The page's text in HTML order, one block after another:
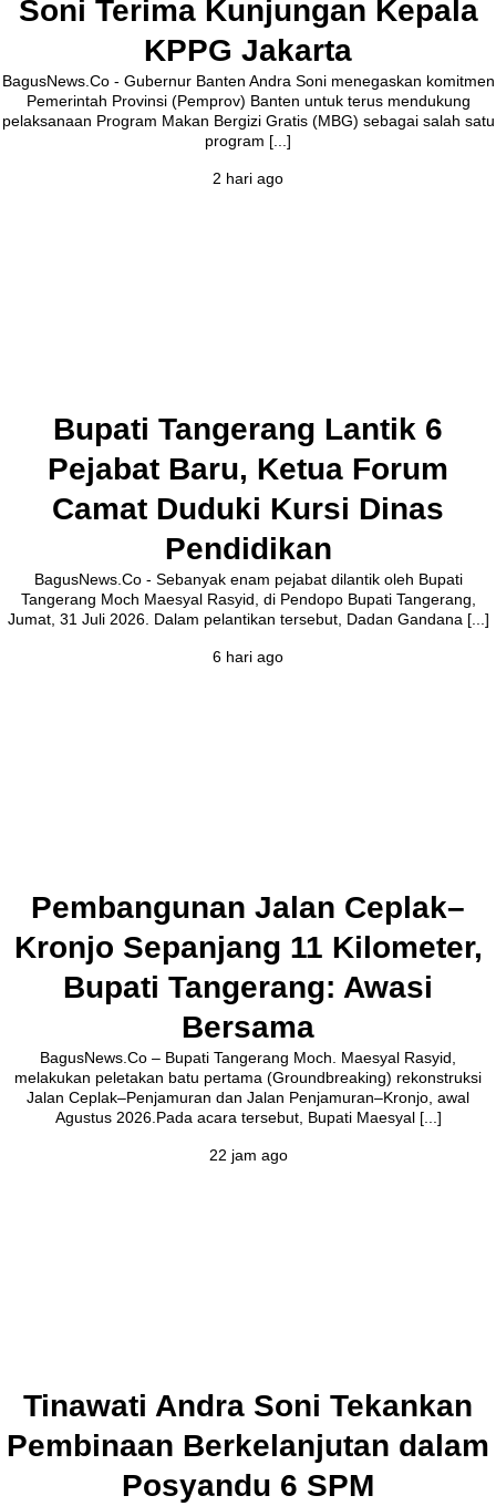
Soni Terima Kunjungan Kepala
KPPG Jakarta
BagusNews.Co - Gubernur Banten Andra Soni menegaskan komitmen
Pemerintah Provinsi (Pemprov) Banten untuk terus mendukung
pelaksanaan Program Makan Bergizi Gratis (MBG) sebagai salah satu
program [...]
2 hari ago
Bupati Tangerang Lantik 6
Pejabat Baru, Ketua Forum
Camat Duduki Kursi Dinas
Pendidikan
BagusNews.Co - Sebanyak enam pejabat dilantik oleh Bupati
Tangerang Moch Maesyal Rasyid, di Pendopo Bupati Tangerang,
Jumat, 31 Juli 2026. Dalam pelantikan tersebut, Dadan Gandana [...]
6 hari ago
Pembangunan Jalan Ceplak–
Kronjo Sepanjang 11 Kilometer,
Bupati Tangerang: Awasi
Bersama
BagusNews.Co – Bupati Tangerang Moch. Maesyal Rasyid,
melakukan peletakan batu pertama (Groundbreaking) rekonstruksi
Jalan Ceplak–Penjamuran dan Jalan Penjamuran–Kronjo, awal
Agustus 2026.Pada acara tersebut, Bupati Maesyal [...]
22 jam ago
Tinawati Andra Soni Tekankan
Pembinaan Berkelanjutan dalam
Posyandu 6 SPM